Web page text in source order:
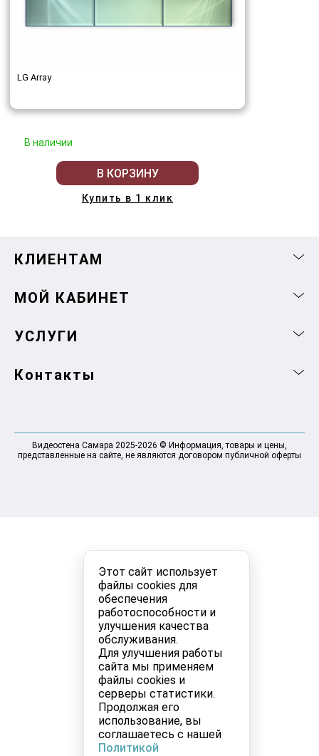
Этот сайт использует
файлы cookies для
обеспечения
работоспособности и
улучшения качества
обслуживания.
Для улучшения работы
сайта мы применяем
файлы cookies и
серверы статистики.
Продолжая его
использование, вы
соглашаетесь с нашей
Политикой
LG Array
В наличии
В КОРЗИНУ
Купить в 1 клик
КЛИЕНТАМ
МОЙ КАБИНЕТ
УСЛУГИ
Контакты
Видеостена Самара 2025-2026 © Информация, товары и цены,
представленные на сайте, не являются договором публичной оферты